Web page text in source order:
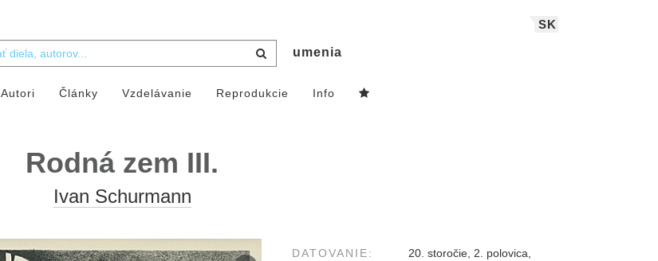
SK
umenia
Autori Články Vzdelávanie Reprodukcie Info
Rodná zem III.
Ivan Schurmann
DATOVANIE:
20. storočie, 2. polovica,